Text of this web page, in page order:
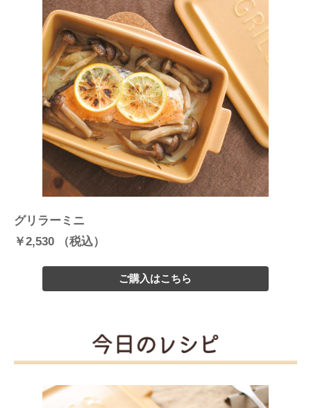
グリラーミニ
￥2,530 （税込）
ご購入はこちら